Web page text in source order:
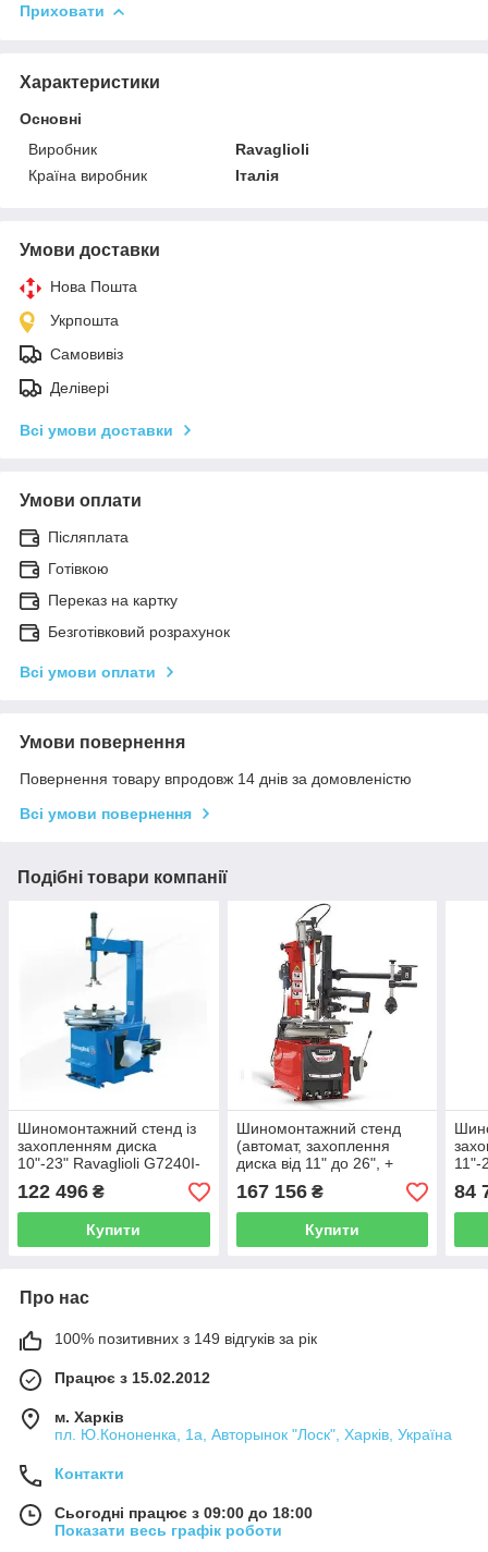
Приховати
Характеристики
Основні
Виробник
Ravaglioli
Країна виробник
Італія
Умови доставки
Нова Пошта
Укрпошта
Самовивіз
Делівері
Всі умови доставки
Умови оплати
Післяплата
Готівкою
Переказ на картку
Безготівковий розрахунок
Всі умови оплати
Умови повернення
Повернення товару впродовж 14 днів за домовленістю
Всі умови повернення
Подібні товари компанії
Шиномонтажний стенд із
захопленням диска
10"-23" Ravaglioli G7240I-
20
122 496 ₴
Купити
Шиномонтажний стенд
(автомат, захоплення
диска від 11" до 26", +
технороллер,
пневмовибух, + Auto Hook
ZD05) GT889N
167 156₴
Купити
11"-
84
Про нас
100% позитивних з 149 відгуків за рік
Працює з 15.02.2012
м. Харків
пл. Ю.Кононенка, 1а, Авторынок "Лоск", Харків, Україна
Контакти
Сьогодні працює з 09:00 до 18:00
Показати весь графік роботи